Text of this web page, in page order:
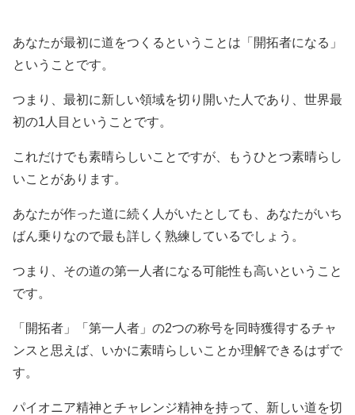
あなたが最初に道をつくるということは「開拓者になる」
ということです。
つまり、最初に新しい領域を切り開いた人であり、世界最
初の1人目ということです。
これだけでも素晴らしいことですが、もうひとつ素晴らし
いことがあります。
あなたが作った道に続く人がいたとしても、あなたがいち
ばん乗りなので最も詳しく熟練しているでしょう。
つまり、その道の第一人者になる可能性も高いということ
です。
「開拓者」「第一人者」の2つの称号を同時獲得するチャ
ンスと思えば、いかに素晴らしいことか理解できるはずで
す。
パイオニア精神とチャレンジ精神を持って、新しい道を切